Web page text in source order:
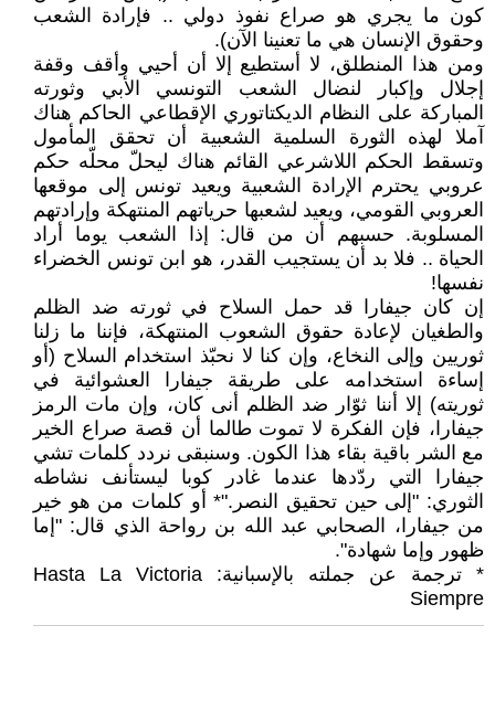
كون ما يجري هو صراع نفوذ دولي .. فإرادة الشعب
وحقوق الإنسان هي ما تعنينا الآن).
ومن هذا المنطلق، لا أستطيع إلا أن أحيي وأقف وقفة
إجلال وإكبار لنضال الشعب التونسي الأبي وثورته
المباركة على النظام الديكتاتوري الإقطاعي الحاكم هناك
آملا لهذه الثورة السلمية الشعبية أن تحقق المأمول
وتسقط الحكم اللاشرعي القائم هناك ليحلّ محلّه حكم
عروبي يحترم الإرادة الشعبية ويعيد تونس إلى موقعها
العروبي القومي، ويعيد لشعبها حرياتهم المنتهكة وإرادتهم
المسلوبة. حسبهم أن من قال: إذا الشعب يوما أراد
الحياة .. فلا بد أن يستجيب القدر، هو ابن تونس الخضراء
نفسها!
إن كان جيفارا قد حمل السلاح في ثورته ضد الظلم
والطغيان لإعادة حقوق الشعوب المنتهكة، فإننا ما زلنا
ثوريين وإلى النخاع، وإن كنا لا نحبّذ استخدام السلاح (أو
إساءة استخدامه على طريقة جيفارا العشوائية في
ثوريته) إلا أننا ثوّار ضد الظلم أنى كان، وإن مات الرمز
جيفارا، فإن الفكرة لا تموت طالما أن قصة صراع الخير
مع الشر باقية بقاء هذا الكون. وسنبقى نردد كلمات تشي
جيفارا التي ردّدها عندما غادر كوبا ليستأنف نشاطه
الثوري: "إلى حين تحقيق النصر."* أو كلمات من هو خير
من جيفارا، الصحابي عبد الله بن رواحة الذي قال: "إما
ظهور وإما شهادة".
* ترجمة عن جملته بالإسبانية: Hasta La Victoria
Siempre